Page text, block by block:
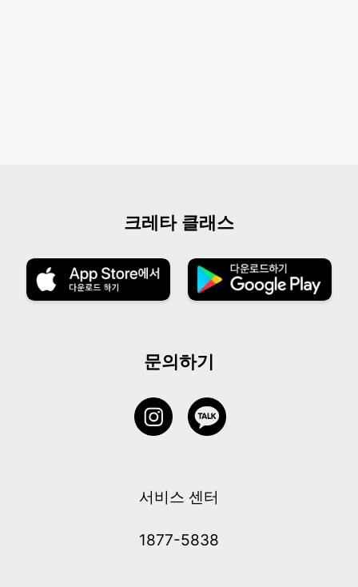
크레타 클래스
문의하기
서비스 센터
1877-5838